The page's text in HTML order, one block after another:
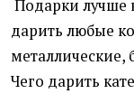
Подарки лучше
дарить любые
металлические,
Чего дарить